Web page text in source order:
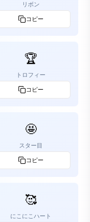
リボン
コピー
🏆
トロフィー
コピー
🤩
スター目
コピー
🥰
にこにこハート